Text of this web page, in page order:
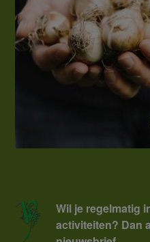
Wil je regelmatig
activiteiten? Dan